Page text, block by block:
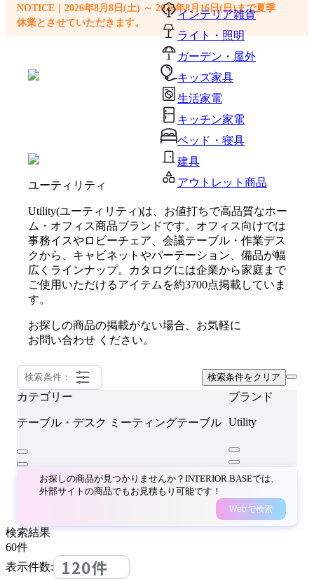
インテリア雑貨
ライト・照明
ガーデン・屋外
キッズ家具
生活家電
キッチン家電
ベッド・寝具
建具
アウトレット商品
NOTICE｜2026年8月8日(土) ～ 2026年8月16日(日)まで夏季
休業とさせていただきます。
ユーティリティ
Utility(ユーティリティ)は、お値打ちで高品質なホー
ム・オフィス商品ブランドです。オフィス向けでは
事務イスやロビーチェア、会議テーブル・作業デス
クから、キャビネットやパーテーション、備品が幅
広くラインナップ。カタログには企業から家庭まで
ご使用いただけるアイテムを約3700点掲載していま
す。
お探しの商品の掲載がない場合、お気軽に
お問い合わせ ください。
検索条件： 検索条件をクリア
カテゴリー
テーブル・デスク ミーティングテーブル
ブランド
Utility
お探しの商品が見つかりませんか？INTERIOR BASEでは、
外部サイトの商品でもお見積もり可能です！
Webで検索
検索結果
60件
表示件数:
120件